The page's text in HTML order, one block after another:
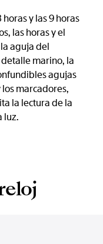
y las 9 horas
las horas y el
aguja del
marino, la
agujas
marcadores,
la lectura de la
luz.